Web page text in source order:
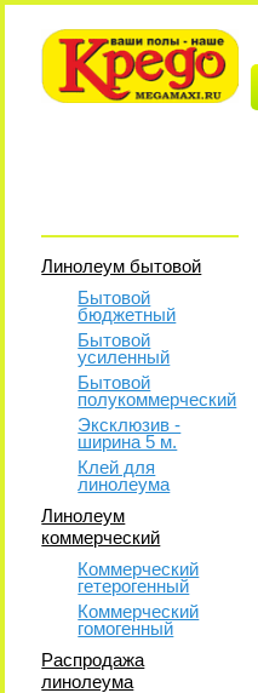
Линолеум бытовой
Бытовой
бюджетный
Бытовой
усиленный
Бытовой
полукоммерческий
Эксклюзив -
ширина 5 м.
Клей для
линолеума
Линолеум
коммерческий
Коммерческий
гетерогенный
Коммерческий
гомогенный
Распродажа
линолеума